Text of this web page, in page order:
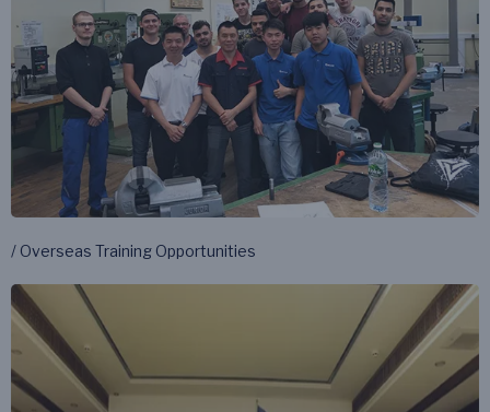
/ Overseas Training Opportunities